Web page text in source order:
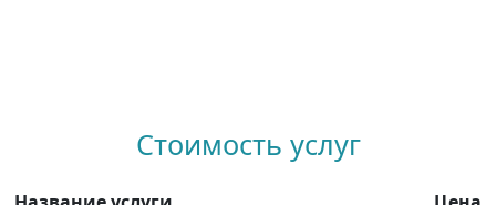
Стоимость услуг